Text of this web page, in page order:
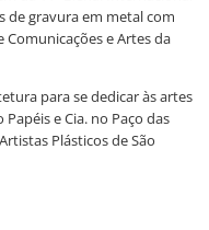
de gravura em metal com
Comunicações e Artes da
para se dedicar às artes
e Cia. no Paço das
Plásticos de São